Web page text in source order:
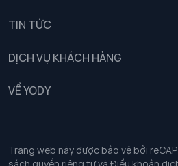
TIN TỨC
DỊCH VỤ KHÁCH HÀNG
Chính sách khách hàng thân thiết
Chính sách bảo vệ dữ liệu cá nhân
VỀ YODY
Tuyển dụng
Trang web này được bảo vệ bởi
sách quyền riêng tưvà Điều khoản